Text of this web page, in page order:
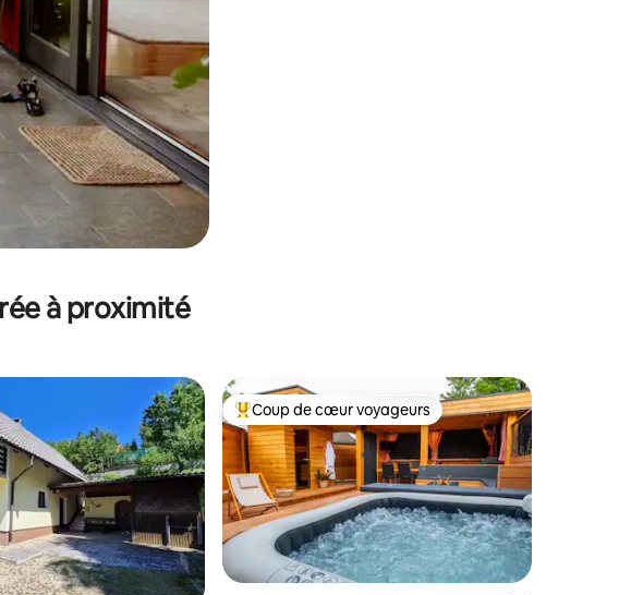
à proximité
Coups de cœur voyageurs les plus appréciés
Coup de cœur voyageurs